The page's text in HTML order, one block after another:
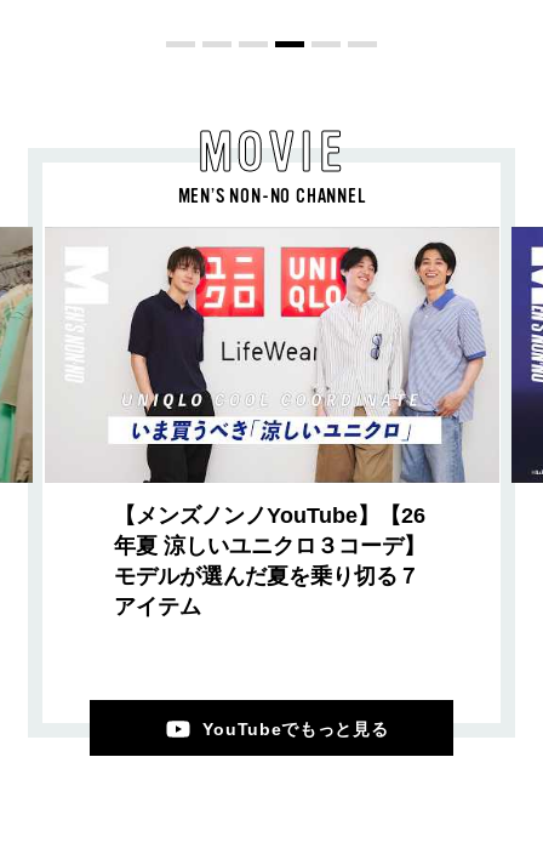
MOVIE
MEN’S NON-NO CHANNEL
【メンズノンノYouTube】【26
年夏 涼しいユニクロ３コーデ】
モデルが選んだ夏を乗り切る７
アイテム
YouTubeでもっと見る